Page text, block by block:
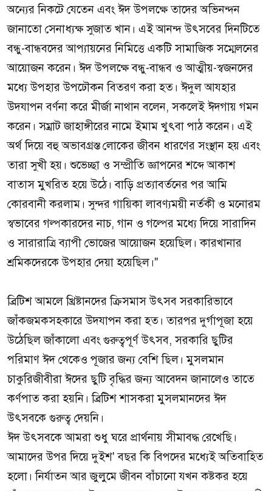
অন্যের নিকটে যেতেন এবং ঈদ উপলক্ষে তাদের অভিনন্দন
জানাতো সেনাধ্যক্ষ সুজাত খান। এই আনন্দ উৎসবের দিনটিতে
বন্ধু-বান্ধবদের আপ্যায়নের নিমিত্তে একটি সামাজিক সম্মেলনের
আয়োজন করেন। ঈদ উপলক্ষে বন্ধু-বান্ধব ও আত্মীয়-স্বজনদের
মধ্যে উপহার উপঢৌকন বিতরণ করা হত। ঈদুল আযহার
উদযাপন বর্ণনা করে মীর্জা নাথান বলেন, সকলেই ঈদগায় গমন
করেন। সম্রাট জাহাঙ্গীরের নামে ইমাম খুৎবা পাঠ করেন। এই
অর্থ দিয়ে বহু অভাবগ্রস্ত লোকের জীবন ধারণের সংস্থান হয় এবং
তারা সুখী হয়। শুভেচ্ছা ও সম্প্রীতি জ্ঞাপনের শব্দে আকাশ
বাতাস মুখরিত হয়ে উঠে। বাড়ি প্রত্যাবর্তনের পর আমি
কোরবানী করলাম। সুন্দর গায়িকা লাবণ্যময়ী নর্তকী ও মনোরম
স্বভাবের গল্পকারদের নাচ, গান ও গল্পের মধ্যে দিয়ে সারাদিন
ও সারারাত্রি ব্যাপী ভোজের আয়োজন হয়েছিল। কারখানার
শ্রমিকদেরকে উপহার দেয়া হয়েছিল।"
ব্রিটিশ আমলে খ্রিষ্টানদের ক্রিসমাস উৎসব সরকারিভাবে
জাঁকজমকসহকারে উদযাপন করা হত। তারপর দুর্গাপূজা হয়ে
উঠেছিল জাঁকালো এবং গুরুত্বপূর্ণ উৎসব, সরকারি ছুটির
পরিমাণ ঈদ থেকেও পূজার জন্য বেশি ছিল। মুসলমান
চাকুরিজীবীরা ঈদের ছুটি বৃদ্ধির জন্য আবেদন জানালেও তাতে
কর্ণপাত করা হয়নি। ব্রিটিশ শাসকরা মুসলমানদের ঈদ
উৎসবকে গুরুত্ব দেয়নি।
ঈদ উৎসবকে আমরা শুধু ঘরে প্রার্থনায় সীমাবদ্ধ রেখেছি।
আমাদের উপর দিয়ে দুইশ' বছর কি বিপদের মধ্যেই অতিবাহিত
হলো। নির্যাতন আর জুলুমে জীবন বাঁচানো যখন কষ্টকর হয়ে